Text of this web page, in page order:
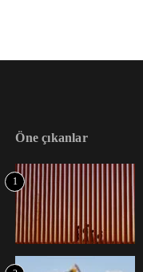
Öne çıkanlar
1